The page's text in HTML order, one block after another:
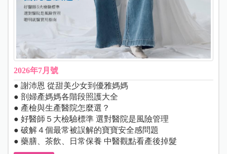
2026年7月號
● 謝沛恩 從甜美少女到優雅媽媽
● 剖婦產媽媽各階段照護大全
● 產檢與生產醫院怎麼選？
● 好醫師５大檢驗標準 選對醫院是風險管理
● 破解４個最常被誤解的寶寶安全感問題
● 藥膳、茶飲、日常保養 中醫觀點看產後掉髮